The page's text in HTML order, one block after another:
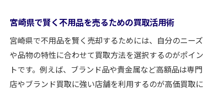
宮崎県で賢く不用品を売るための買取活用術
宮崎県で不用品を賢く売却するためには、自分のニーズ
や品物の特性に合わせて買取方法を選択するのがポイン
トです。例えば、ブランド品や貴金属など高額品は専門
店やブランド買取に強い店舗を利用するのが高価買取に